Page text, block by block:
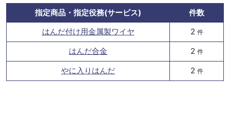
指定商品・指定役務(サービス)
件数
はんだ付け用金属製ワイヤ
2 件
はんだ合金 2 件
やに入りはんだ 2 件